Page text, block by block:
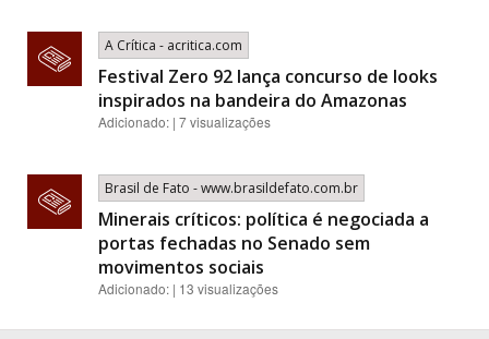
A Crítica - acritica.com
Festival Zero 92 lança concurso de looks
inspirados na bandeira do Amazonas
Adicionado: | 7 visualizações
Brasil de Fato - www.brasildefato.com.br
Minerais críticos: política é negociada a
portas fechadas no Senado sem
movimentos sociais
Adicionado: | 13 visualizações